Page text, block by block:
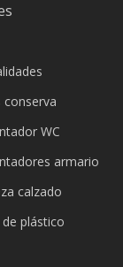
conserva
WC
armario
calzado
plástico